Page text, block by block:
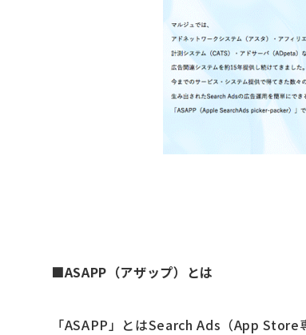
■ASAPP（アザップ）とは
「ASAPP」とはSearch Ads（App